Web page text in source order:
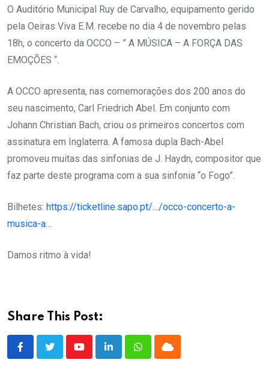
O Auditório Municipal Ruy de Carvalho, equipamento gerido
pela Oeiras Viva E.M. recebe no dia 4 de novembro pelas
18h, o concerto da OCCO – ” A MÚSICA – A FORÇA DAS
EMOÇÕES “.
A OCCO apresenta, nas comemorações dos 200 anos do
seu nascimento, Carl Friedrich Abel. Em conjunto com
Johann Christian Bach, criou os primeiros concertos com
assinatura em Inglaterra. A famosa dupla Bach-Abel
promoveu muitas das sinfonias de J. Haydn, compositor que
faz parte deste programa com a sua sinfonia “o Fogo”.
Bilhetes: https://ticketline.sapo.pt/…/occo-concerto-a-
musica-a…
Damos ritmo à vida!
Share This Post:
YoutubeLinkedInWhatsappCloud